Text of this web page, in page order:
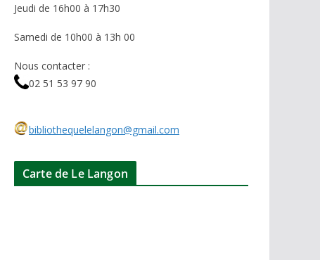
Jeudi de 16h00 à 17h30
Samedi de 10h00 à 13h 00
Nous contacter :
02 51 53 97 90
bibliothequelelangon@gmail.com
Carte de Le Langon